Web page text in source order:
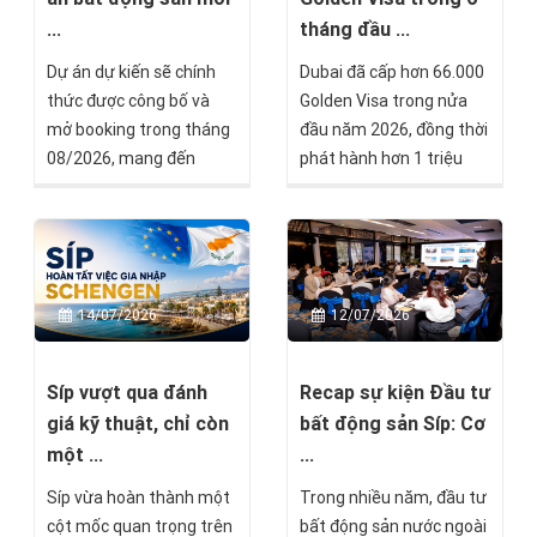
sản.
số bước cuối trước khi
vĩnh viễn Malta.
...
Dự án dự kiến sẽ chính
thức được công bố và
mở booking trong tháng
08/2026, mang đến
tư tại thị trường châu Âu
dành cho các nhà đầu tư
đang tìm kiếm cơ hội đa
dạng hóa tài sản quốc tế.
tháng đầu ...
Dubai đã cấp hơn 66.000
Golden Visa trong nửa
đầu năm 2026, đồng thời
phát hành hơn 1 triệu
xử lý hơn 7 triệu giao dịch
liên quan đến nhập cảnh,
cư trú. Những con số này
cho thấy UAE vẫn duy trì
sức hấp dẫn mạnh mẽ
nhân và chuyên gia quốc
tế, ngay cả trong bối
14/07/2026
Síp vượt qua đánh
giá kỹ thuật, chỉ còn
một ...
Síp vừa hoàn thành một
cột mốc quan trọng trên
12/07/2026
Recap sự kiện Đầu tư
bất động sản Síp: Cơ
...
Trong nhiều năm, đầu tư
bất động sản nước ngoài